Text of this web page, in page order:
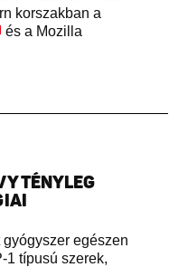
korszakban a
és a Mozilla
TÉNYLEG
egészen
1 típusú szerek,